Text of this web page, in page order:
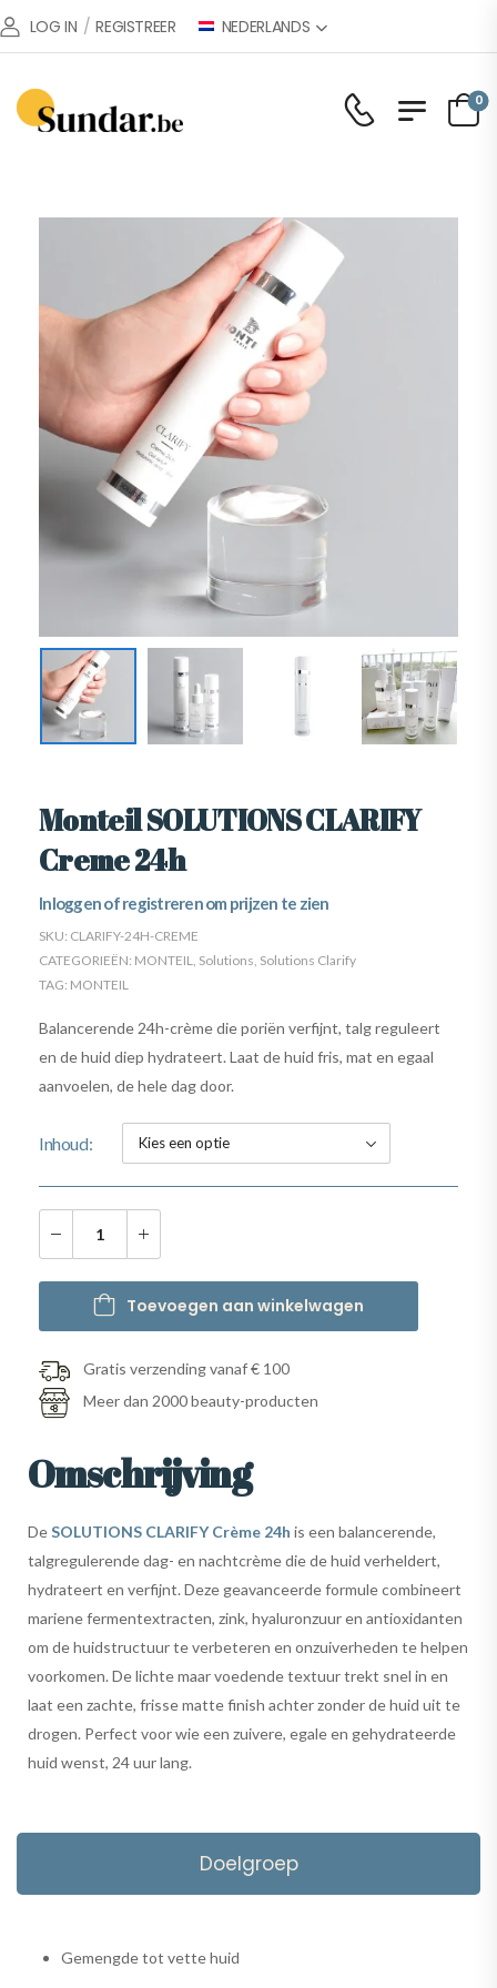
LOG IN / REGISTREER NEDERLANDS
0
Monteil SOLUTIONS CLARIFY
Creme 24h
Inloggen of registreren om prijzen te zien
SKU: CLARIFY-24H-CREME
CATEGORIEËN: MONTEIL Solutions Solutions Clarify
TAG: MONTEIL
Balancerende 24h-crème die poriën verfijnt, talg reguleert
en de huid diep hydrateert. Laat de huid fris, mat en egaal
aanvoelen, de hele dag door.
Inhoud
Toevoegen aan winkelwagen
Gratis verzending vanaf € 100
Meer dan 2000 beauty-producten
Omschrijving
DeSOLUTIONS CLARIFY Crème 24h is een balancerende,
talgregulerende dag- en nachtcrème die de huid verheldert,
hydrateert en verfijnt. Deze geavanceerde formule combineert
mariene fermentextracten, zink, hyaluronzuur en antioxidanten
om de huidstructuur te verbeteren en onzuiverheden te helpen
voorkomen. De lichte maar voedende textuur trekt snel in en
laat een zachte, frisse matte finish achter zonder de huid uit te
drogen. Perfect voor wie een zuivere, egale en gehydrateerde
huid wenst, 24 uur lang.
Doelgroep
Gemengde tot vette huid